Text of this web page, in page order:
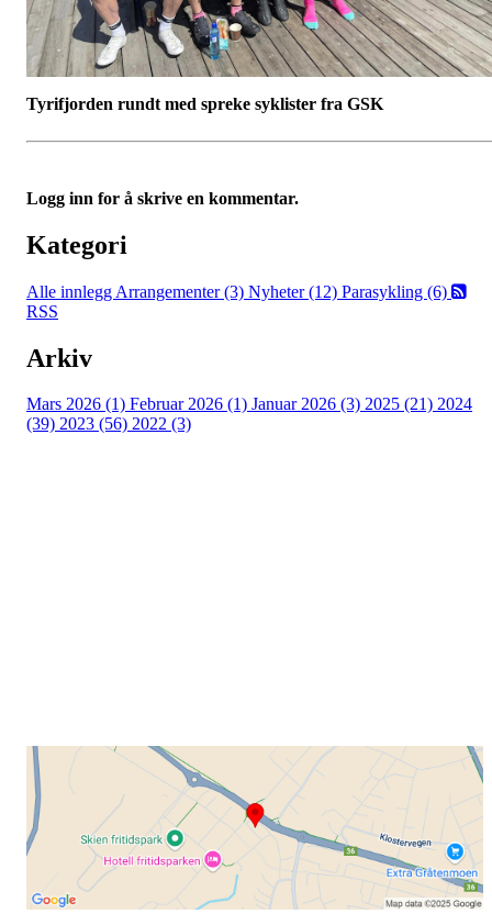
Tyrifjorden rundt med spreke syklister fra GSK
Logg inn for å skrive en kommentar.
Kategori
Alle innlegg Arrangementer (3) Nyheter (12) Parasykling (6)
RSS
Arkiv
Mars 2026 (1) Februar 2026 (1) Januar 2026 (3) 2025 (21) 2024
(39) 2023 (56) 2022 (3)